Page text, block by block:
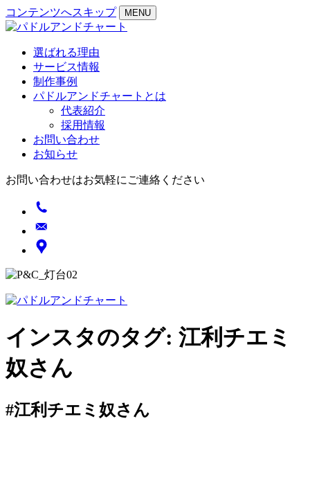
コンテンツへスキップ MENU
選ばれる理由
サービス情報
制作事例
パドルアンドチャートとは
代表紹介
採用情報
お問い合わせ
お知らせ
お問い合わせはお気軽にご連絡ください
インスタのタグ: 江利チエミ
奴さん
#江利チエミ奴さん